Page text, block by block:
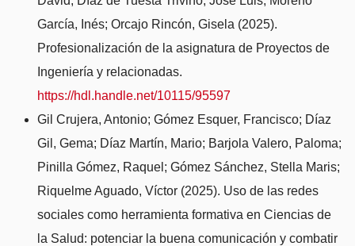
García, Inés; Orcajo Rincón, Gisela (2025).
Profesionalización de la asignatura de Proyectos de
Ingeniería y relacionadas.
https://hdl.handle.net/10115/95597
Gil Crujera, Antonio; Gómez Esquer, Francisco; Díaz
Gil, Gema; Díaz Martín, Mario; Barjola Valero, Paloma;
Pinilla Gómez, Raquel; Gómez Sánchez, Stella Maris;
Riquelme Aguado, Víctor (2025). Uso de las redes
sociales como herramienta formativa en Ciencias de
la Salud: potenciar la buena comunicación y combatir